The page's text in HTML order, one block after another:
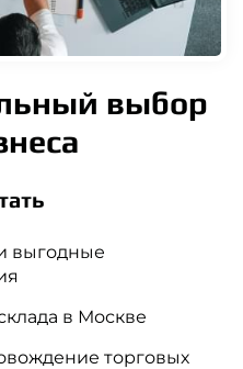
выбор
выгодные
в Москве
торговых